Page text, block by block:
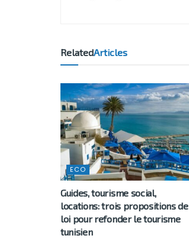
RelatedArticles
ECO
Guides, tourisme social,
locations: trois propositions de
loi pour refonder le tourisme
tunisien